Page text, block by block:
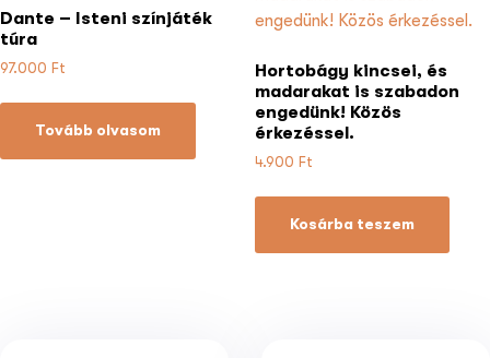
Dante – Isteni színjáték
túra
97.000 Ft
Tovább olvasom
Hortobágy kincsei, és
madarakat is szabadon
engedünk! Közös
érkezéssel.
4.900 Ft
Kosárba teszem